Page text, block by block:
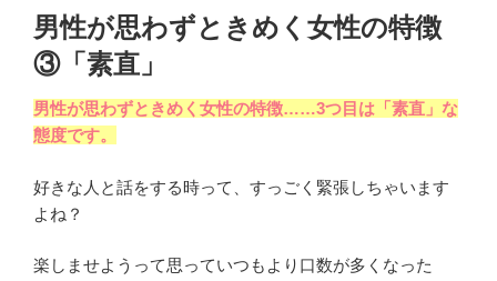
男性が思わずときめく女性の特徴
③「素直」
男性が思わずときめく女性の特徴……3つ目は「素直」な
態度です。
好きな人と話をする時って、すっごく緊張しちゃいます
よね？
楽しませようって思っていつもより口数が多くなった